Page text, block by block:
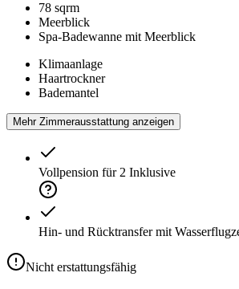
78 sqrm
Meerblick
Spa-Badewanne mit Meerblick
Klimaanlage
Haartrockner
Bademantel
Mehr Zimmerausstattung anzeigen
Vollpension für 2 Inklusive
Hin- und Rücktransfer mit
Nicht erstattungsfähig